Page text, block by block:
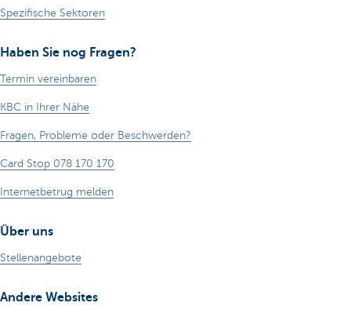
Spezifische Sektoren
Haben Sie nog Fragen?
Termin vereinbaren
KBC in Ihrer Nähe
Fragen, Probleme oder Beschwerden?
Card Stop 078 170 170
Internetbetrug melden
Über uns
Stellenangebote
Andere Websites